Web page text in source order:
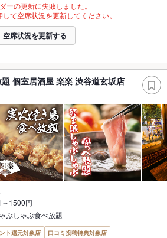
ーの更新に失敗しました。
て空席状況を更新してください。
空席状況を更新する
個室居酒屋 楽楽 渋谷道玄坂店
1500円
ぶしゃぶ食べ放題
ト還元対象店
口コミ投稿特典対象店